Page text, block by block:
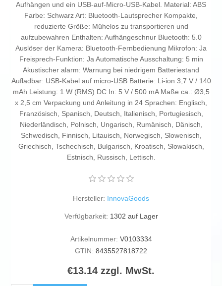
Aufhängen und ein USB-auf-Micro-USB-Kabel. Material: ABS
Farbe: Schwarz Art: Bluetooth-Lautsprecher Kompakte,
reduzierte Größe: Mühelos zu transportieren und
aufzubewahren Enthalten: Aufhängeschnur Bluetooth: 5.0
Auslöser der Kamera: Bluetooth-Fernbedienung Mikrofon: Ja
Freisprech-Funktion: Ja Automatische Ausschaltung: 5 min
Akustischer alarm: Warnung bei niedrigem Batteriestand
Aufladbar: USB-Kabel auf micro-USB Batterie: Li-ion 3,7 V / 140
mAh Leistung: 1 W (RMS) DC In: 5 V / 500 mA Maße ca.: Ø3,5
x 2,5 cm Verpackung und Anleitung in 24 Sprachen: Englisch,
Französisch, Spanisch, Deutsch, Italienisch, Portugiesisch,
Niederländisch, Polnisch, Ungarisch, Rumänisch, Dänisch,
Schwedisch, Finnisch, Litauisch, Norwegisch, Slowenisch,
Griechisch, Tschechisch, Bulgarisch, Kroatisch, Slowakisch,
Estnisch, Russisch, Lettisch.
Hersteller: InnovaGoods
Verfügbarkeit: 1302 auf Lager
Artikelnummer: V0103334
GTIN: 8435527818722
€13.14 zzgl. MwSt.